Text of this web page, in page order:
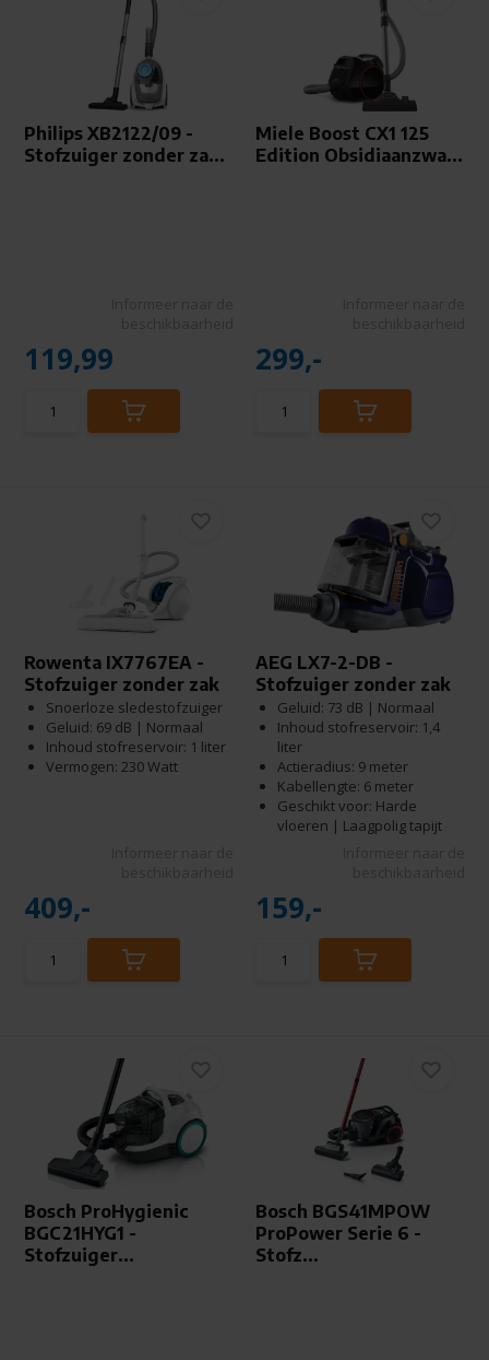
Philips XB2122/09 -
Stofzuiger zonder za...
119,99
Miele Boost CX1 125
Edition Obsidiaanzwa...
299,-
Rowenta IX7767EA -
Stofzuiger zonder zak
Snoerloze sledestofzuiger
Geluid: 69 dB | Normaal
Inhoud stofreservoir: 1 liter
Vermogen: 230 Watt
409,-
AEG LX7-2-DB -
Stofzuiger zonder zak
Geluid: 73 dB | Normaal
Inhoud stofreservoir: 1,4
liter
Actieradius: 9 meter
Kabellengte: 6 meter
Geschikt voor: Harde
vloeren | Laagpolig tapijt
159,-
Bosch ProHygienic
BGC21HYG1 -
Stofzuiger...
Bosch BGS41MPOW
ProPower Serie 6 -
Stofz...